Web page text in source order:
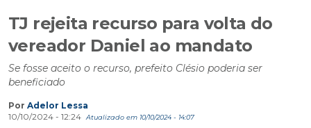
TJ rejeita recurso para volta do
vereador Daniel ao mandato
Se fosse aceito o recurso, prefeito Clésio poderia ser
beneficiado
Por Adelor Lessa
10/10/2024 - 12:24
Atualizado em 10/10/2024 - 14:07